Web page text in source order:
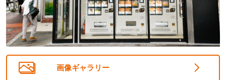
画像ギャラリー